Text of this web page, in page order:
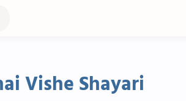
Vishe Shayari